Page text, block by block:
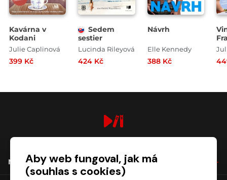
Kavárna v
Kodani
Julie Caplinová
399 Kč
Sedem
sestier
Lucinda Rileyová
424 Kč
Návrh
Elle Kennedy
388 Kč
NÁKUPAby web fungoval, jak má
(souhlas s cookies)